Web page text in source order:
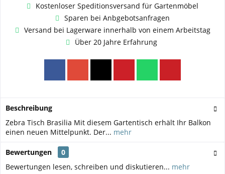
Kostenloser Speditionsversand für Gartenmöbel
Sparen bei Anbgebotsanfragen
Versand bei Lagerware innerhalb von einem Arbeitstag
Über 20 Jahre Erfahrung
Beschreibung
Zebra Tisch Brasilia Mit diesem Gartentisch erhält Ihr Balkon
einen neuen Mittelpunkt. Der... mehr
Bewertungen
0
Bewertungen lesen, schreiben und diskutieren... mehr